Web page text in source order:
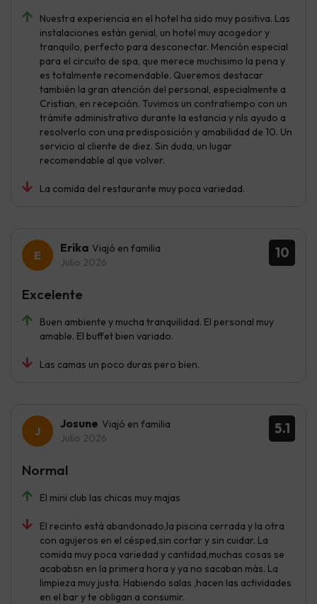
Nuestra experiencia en el hotel ha sido muy positiva. Las
instalaciones están genial, un hotel muy acogedor y
tranquilo, perfecto para desconectar. Mención especial
para el circuito de spa, que merece muchisimo la pena y
es totalmente recomendable. Queremos destacar
también la gran atención del personal, especialmente a
Cristian, en recepción. Tuvimos un contratiempo con un
trámite administrativo durante la estancia y nls ayudo a
resolverlo con una predisposición y amabilidad de 10. Un
servicio al cliente de diez. Sin duda, un lugar
recomendable al que volver.
La comida del restaurante muy poca variedad.
10
Erika Viajó en familia
Julio 2026
Buen ambiente y mucha tranquilidad. El personal muy
amable. El buffet bien variado.
Las camas un poco duras pero bien.
Excelente
5.1
Josune Viajó en familia
Julio 2026
El mini club las chicas muy majas
El recinto está abandonado,la piscina cerrada y la otra
con agujeros en el césped,sin cortar y sin cuidar. La
comida muy poca variedad y cantidad,muchas cosas se
acababsn en la primera hora y ya no sacaban más. La
limpieza muy justa. Habiendo salas ,hacen las actividades
en el bar y te obligan a consumir.
Normal